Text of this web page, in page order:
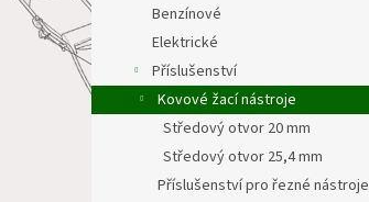
Benzínové
Elektrické
Příslušenství
Kovové žací nástroje
Středový otvor 20 mm
Středový otvor 25,4 mm
Příslušenství pro řezné nástroje